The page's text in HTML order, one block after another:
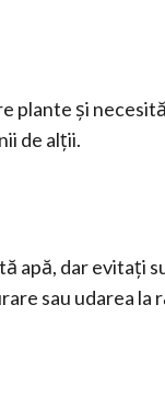
plante și
de alții.
apă, dar evitați
sau udarea la